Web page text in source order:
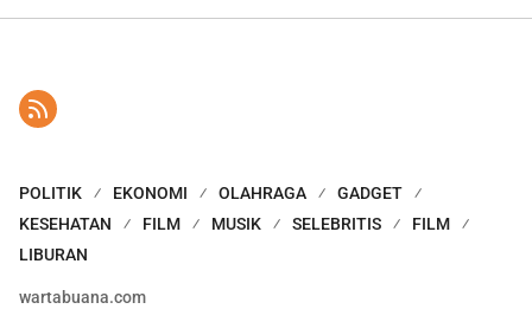
POLITIK EKONOMI OLAHRAGA
GADGET
KESEHATAN
FILM MUSIK SELEBRITIS
FILM
LIBURAN
wartabuana.com